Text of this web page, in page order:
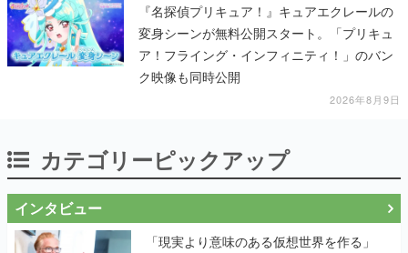
『名探偵プリキュア！』キュアエクレールの
変身シーンが無料公開スタート。「プリキュ
ア！フライング・インフィニティ！」のバン
ク映像も同時公開
2026年8月9日
カテゴリーピックアップ
インタビュー
「現実より意味のある仮想世界を作る」